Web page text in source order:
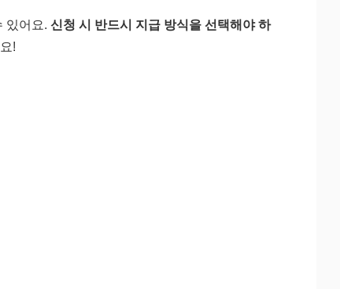
있어요. 신청 시 반드시 지급 방식을 선택해야 하
!